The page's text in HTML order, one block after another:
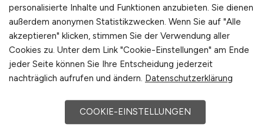
IT-Support /
Systemadministrator(m/w/d)
BTE stelcon GmbH
25.07.2026
Germersheim
personalisierte Inhalte und Funktionen anzubieten. Sie dienen
außerdem anonymen Statistikzwecken. Wenn Sie auf "Alle
akzeptieren" klicken, stimmen Sie der Verwendung aller
Cookies zu. Unter dem Link "Cookie-Einstellungen" am Ende
jeder Seite können Sie Ihre Entscheidung jederzeit
nachträglich aufrufen und ändern. Datenschutzerklärung
COOKIE-EINSTELLUNGEN